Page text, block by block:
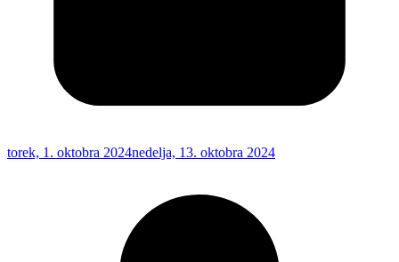
torek, 1. oktobra 2024nedelja, 13. oktobra 2024